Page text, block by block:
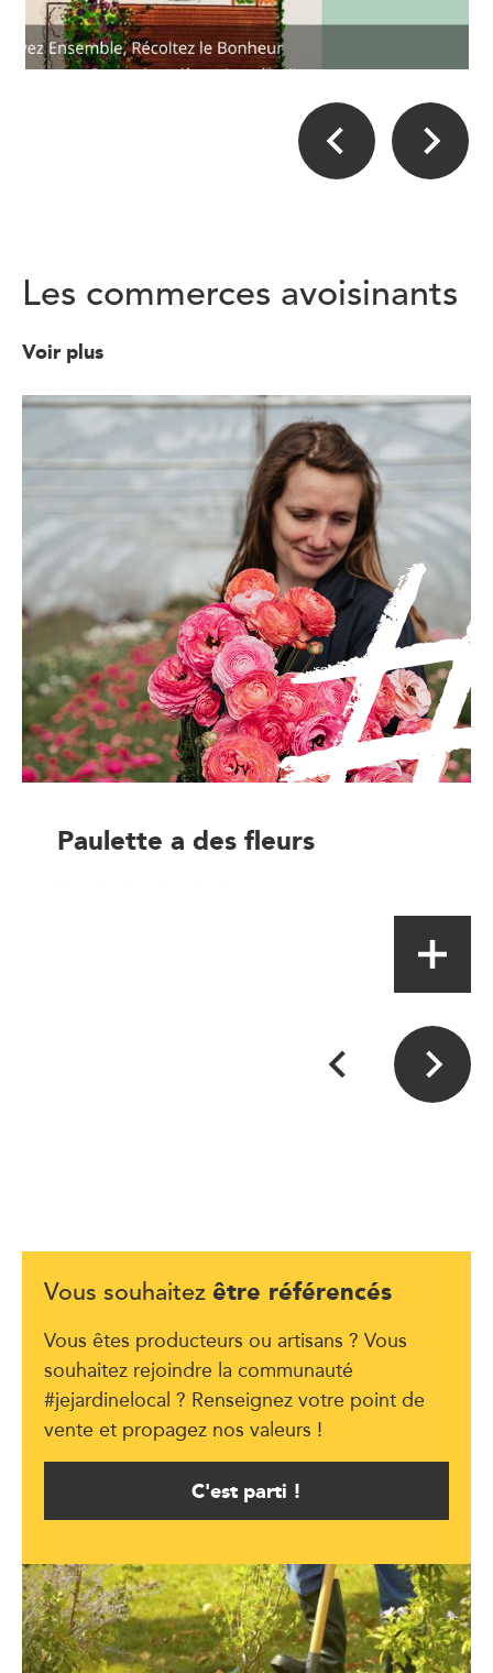
Les commerces avoisinants
Voir plus
Paulette a des fleurs
Vous souhaitez être référencés
Vous êtes producteurs ou artisans ? Vous
souhaitez rejoindre la communauté
#jejardinelocal ? Renseignez votre point de
vente et propagez nos valeurs !
C'est parti !